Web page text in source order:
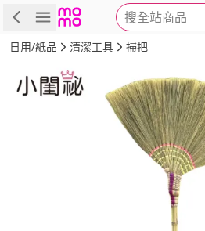
搜全站商品
商品 評價 詳情
日用/紙品 清潔工具 掃把